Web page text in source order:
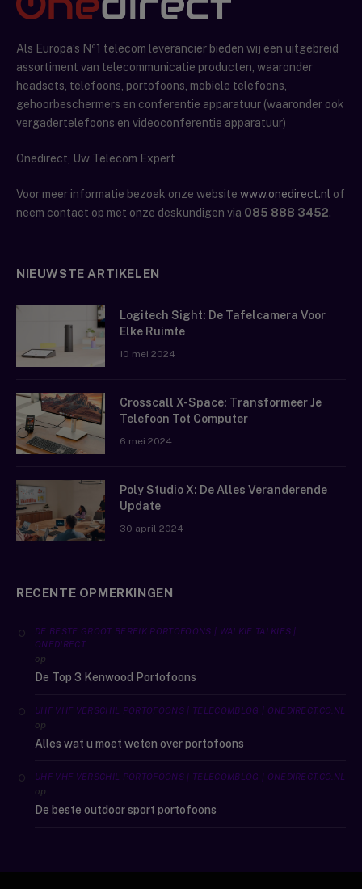
Als Europa’s Nº1 telecom leverancier bieden wij een uitgebreid
assortiment van telecommunicatie producten, waaronder
headsets, telefoons, portofoons, mobiele telefoons,
gehoorbeschermers en conferentie apparatuur (waaronder ook
vergadertelefoons en videoconferentie apparatuur)
Onedirect, Uw Telecom Expert
Voor meer informatie bezoek onze website www.onedirect.nl of
neem contact op met onze deskundigen via 085 888 3452.
NIEUWSTE ARTIKELEN
Logitech Sight: De Tafelcamera Voor
Elke Ruimte
10 mei 2024
Crosscall X-Space: Transformeer Je
Telefoon Tot Computer
6 mei 2024
Poly Studio X: De Alles Veranderende
Update
30 april 2024
RECENTE OPMERKINGEN
DE BESTE GROOT BEREIK PORTOFOONS | WALKIE TALKIES |
ONEDIRECT
op
De Top 3 Kenwood Portofoons
UHF VHF VERSCHIL PORTOFOONS | TELECOMBLOG | ONEDIRECT.CO.NL
op
Alles wat u moet weten over portofoons
UHF VHF VERSCHIL PORTOFOONS | TELECOMBLOG | ONEDIRECT.CO.NL
op
De beste outdoor sport portofoons